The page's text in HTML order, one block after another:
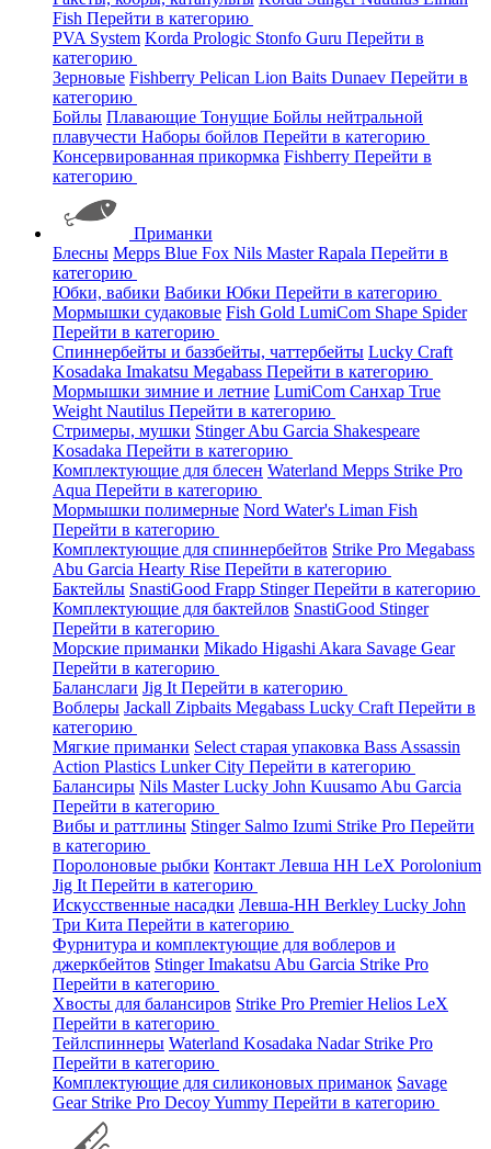
Fish Перейти в категорию
PVA System Korda Prologic Stonfo Guru Перейти в
категорию
Зерновые Fishberry Pelican Lion Baits Dunaev Перейти в
категорию
Бойлы Плавающие Тонущие Бойлы нейтральной
плавучести Наборы бойлов Перейти в категорию
Консервированная прикормка Fishberry Перейти в
категорию
Приманки
Блесны Mepps Blue Fox Nils MasterRapala Перейти в
категорию
Юбки, вабики Вабики Юбки Перейти в категорию
Мормышки судаковые Fish Gold LumiCom Shape Spider
Перейти в категорию
Спиннербейты и баззбейты, чаттербейты Lucky Craft
Kosadaka Imakatsu Megabass Перейти в категорию
Мормышки зимние и летние LumiCom Санхар True
Weight Nautilus Перейти в категорию
Стримеры, мушки StingerAbu Garcia Shakespeare
Kosadaka Перейти в категорию
Комплектующие для блесен Waterland Mepps Strike Pro
Aqua Перейти в категорию
Мормышки полимерные Nord Water's Liman Fish
Перейти в категорию
Комплектующие для спиннербейтов Strike Pro Megabass
Abu Garcia Hearty Rise Перейти в категорию
Бактейлы SnastiGood Frapp StingerПерейти в категорию
Комплектующие для бактейлов SnastiGood Stinger
Перейти в категорию
Морские приманки Mikado Higashi Akara Savage Gear
Перейти в категорию
Баланслаги Jig It Перейти в категорию
Воблеры Jackall Zipbaits Megabass Lucky Craft Перейти в
категорию
Мягкие приманки Select старая упаковка Bass Assassin
Action Plastics Lunker City Перейти в категорию
Балансиры Nils MasterLucky John Kuusamo Abu Garcia
Перейти в категорию
Вибы и раттлины Stinger Salmo Izumi Strike Pro Перейти
в категорию
Поролоновые рыбки Контакт Левша НН LeX Porolonium
Jig It Перейти в категорию
Искусственные насадки Левша-НН Berkley Lucky John
Три Кита Перейти в категорию
Фурнитура и комплектующие для воблеров и
джеркбейтов StingerImakatsu Abu Garcia Strike Pro
Перейти в категорию
Хвосты для балансиров Strike Pro PremierHelios LeX
Перейти в категорию
Тейлспиннеры Waterland Kosadaka Nadar Strike Pro
Перейти в категорию
Комплектующие для силиконовых приманок Savage
Gear Strike Pro DecoyYummy Перейти в категорию